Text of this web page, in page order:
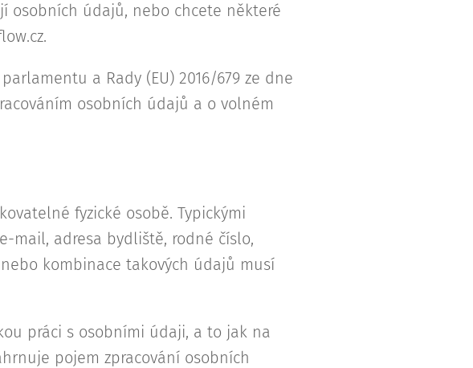
osobních údajů, nebo chcete některé
a Rady (EU) 2016/679 ze dne
osobních údajů a o volném
fyzické osobě. Typickými
mail, adresa bydliště, rodné číslo,
kombinace takových údajů musí
práci s osobními údaji, a to jak na
pojem zpracování osobních